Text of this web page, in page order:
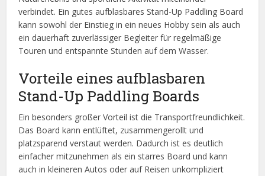
verbindet. Ein gutes aufblasbares Stand-Up Paddling Board
kann sowohl der Einstieg in ein neues Hobby sein als auch
ein dauerhaft zuverlässiger Begleiter für regelmäßige
Touren und entspannte Stunden auf dem Wasser.
Vorteile eines aufblasbaren
Stand-Up Paddling Boards
Ein besonders großer Vorteil ist die Transportfreundlichkeit.
Das Board kann entlüftet, zusammengerollt und
platzsparend verstaut werden. Dadurch ist es deutlich
einfacher mitzunehmen als ein starres Board und kann
auch in kleineren Autos oder auf Reisen unkompliziert